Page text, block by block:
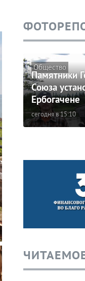
Общество
Памятники
Союза
Ербогачене
сегодня в 15:10